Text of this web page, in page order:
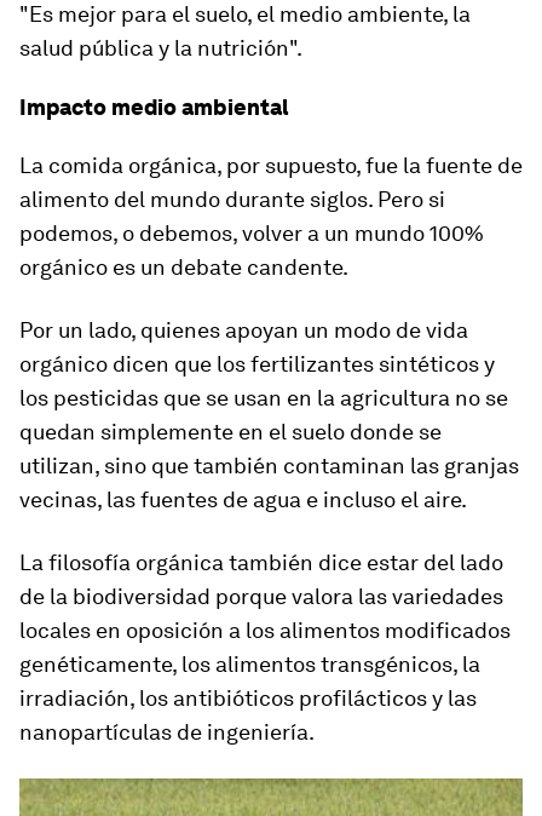
"Es mejor para el suelo, el medio ambiente, la
salud pública y la nutrición".
Impacto medio ambiental
La comida orgánica, por supuesto, fue la fuente de
alimento del mundo durante siglos. Pero si
podemos, o debemos, volver a un mundo 100%
orgánico es un debate candente.
Por un lado, quienes apoyan un modo de vida
orgánico dicen que losfertilizantes sintéticos y
los pesticidas que se usan en la agricultura no se
quedan simplemente en el suelo donde se
utilizan, sino que también contaminan las granjas
vecinas, las fuentes de agua e incluso el aire.
La filosofía orgánica también dice estar del lado
de la biodiversidad porque valora las variedades
locales en oposición a los alimentos modificados
genéticamente, los alimentos transgénicos, la
irradiación, los antibióticos profilácticos y las
nanopartículas de ingeniería.